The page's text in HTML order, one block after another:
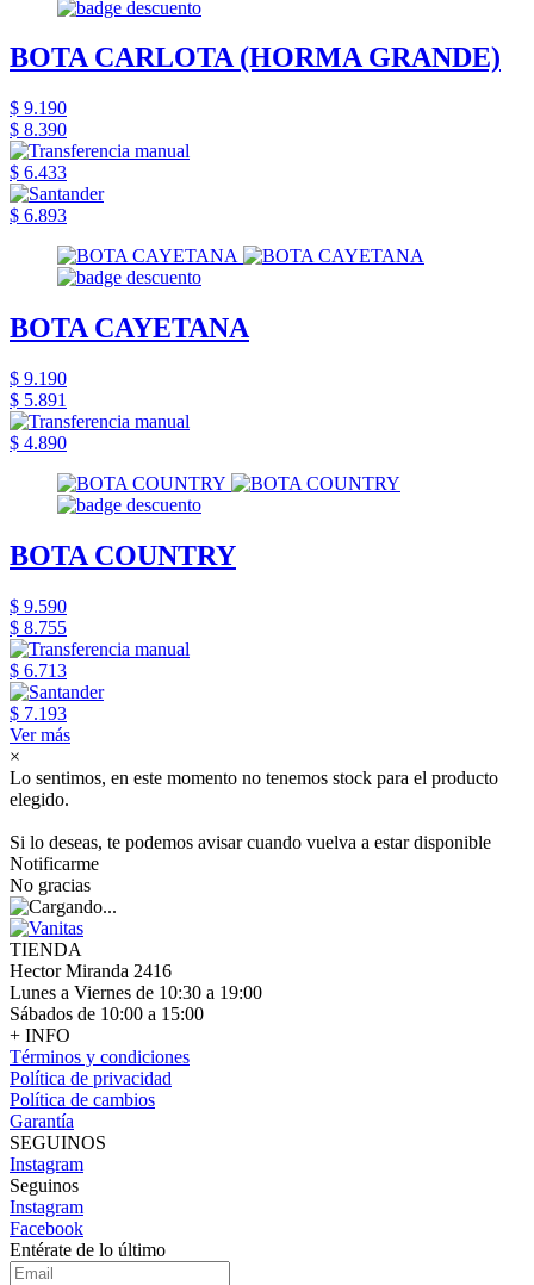
BOTA CARLOTA (HORMA GRANDE)
$ 9.190
$ 8.390
$ 6.433
$ 6.893
BOTA CAYETANA
$ 9.190
$ 5.891
$ 4.890
BOTA COUNTRY
$ 9.590
$ 8.755
$ 6.713
$ 7.193
Ver más
×
Lo sentimos, en este momento no tenemos stock para el producto
elegido.
Si lo deseas, te podemos avisar cuando vuelva a estar disponible
Notificarme
No gracias
TIENDA
Hector Miranda 2416
Lunes a Viernes de 10:30 a 19:00
Sábados de 10:00 a 15:00
+ INFO
Términos y condiciones
Política de privacidad
Política de cambios
Garantía
SEGUINOS
Instagram
Seguinos
Instagram
Facebook
Entérate de lo último